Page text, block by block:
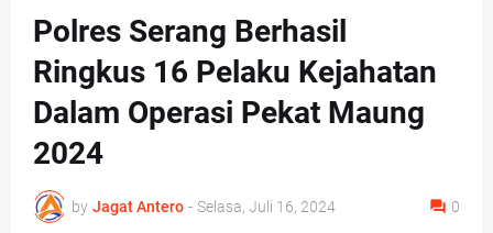
Polres Serang Berhasil
Ringkus 16 Pelaku Kejahatan
Dalam Operasi Pekat Maung
2024
by Jagat Antero - Selasa, Juli 16, 2024 0